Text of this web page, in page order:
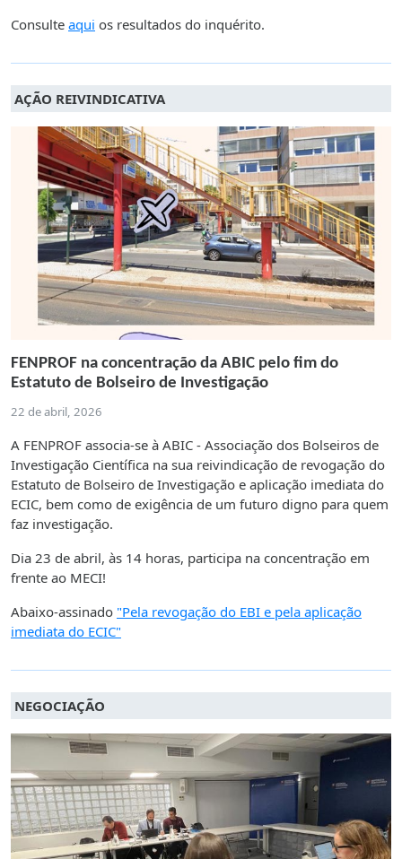
Consulte aqui os resultados do inquérito.
AÇÃO REIVINDICATIVA
FENPROF na concentração da ABIC pelo fim do
Estatuto de Bolseiro de Investigação
22 de abril, 2026
A FENPROF associa-se à ABIC - Associação dos Bolseiros de
Investigação Científica na sua reivindicação de revogação do
Estatuto de Bolseiro de Investigação e aplicação imediata do
ECIC, bem como de exigência de um futuro digno para quem
faz investigação.
Dia 23 de abril, às 14 horas, participa na concentração em
frente ao MECI!
Abaixo-assinado "Pela revogação do EBI e pela aplicação
imediata do ECIC"
NEGOCIAÇÃO